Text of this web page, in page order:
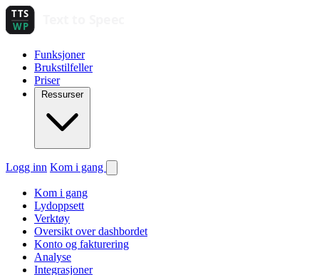
Funksjoner
Brukstilfeller
Priser
Ressurser
Logg inn Kom i gang
Kom i gang
Lydoppsett
Verktøy
Oversikt over dashbordet
Konto og fakturering
Analyse
Integrasjoner